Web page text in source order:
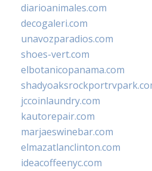
diarioanimales.com
decogaleri.com
unavozparadios.com
shoes-vert.com
elbotanicopanama.com
jccoinlaundry.com
kautorepair.com
marjaeswinebar.com
elmazatlanclinton.com
ideacoffeenyc.com